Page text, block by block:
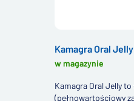
Kamagra Oral
w magazynie
Kamagra Oral Jelly to
(pełnowartościowy